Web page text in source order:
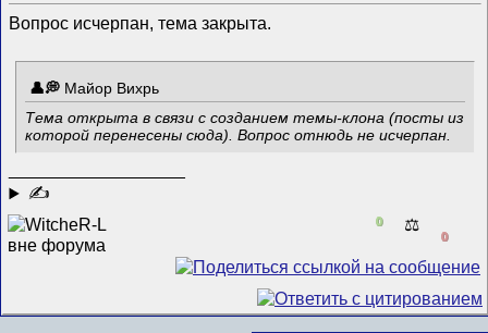
Вопрос исчерпан, тема закрыта.
Майор Вихрь
Тема открыта в связи с созданием темы-клона (посты из
которой перенесены сюда). Вопрос отнюдь не исчерпан.
✍
0 ⚖️
0